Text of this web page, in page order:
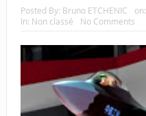
Posted By: Bruno ETCHENIC on:
In: Non classé No Comments